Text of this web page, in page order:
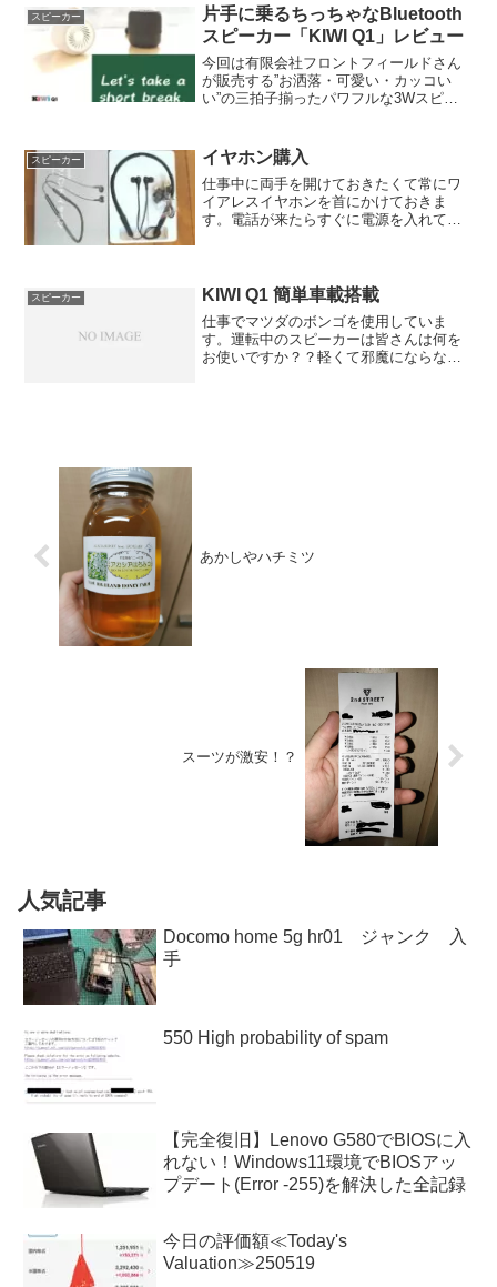
いるウィンナーが大き...
スピーカー
片手に乗るちっちゃなBluetooth
スピーカー「KIWI Q1」レビュー
今回は有限会社フロントフィールドさん
が販売する”お洒落・可愛い・カッコい
い”の三拍子揃ったパワフルな3Wスピー
画を視聴。スマホで音楽再生などちょっ
と大きな音を出したい...
スピーカー イヤホン購入
仕事中に両手を開けておきたくて常にワ
イアレスイヤホンを首にかけておきま
す。電話が来たらすぐに電源を入れて耳
て事でaptx対応の物を選...
スピーカー KIWI Q1 簡単車載搭載
仕事でマツダのボンゴを使用していま
す。運転中のスピーカーは皆さんは何を
お使いですか？？軽くて邪魔にならなく
あかしやハチミツ
スーツが激安！？
人気記事
Docomo home 5g hr01 ジャンク 入
手
550 High probability of spam
【完全復旧】Lenovo G580でBIOSに入
れない！Windows11環境でBIOSアッ
プデート(Error -255)を解決した全記録
今日の評価額≪Today's
Valuation≫250519